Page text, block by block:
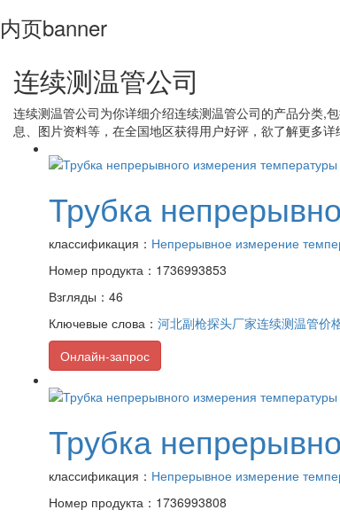
内页banner
连续测温管公司
连续测温管公司为你详细介绍连续测温管公司的产品分类,
息、图片资料等，在全国地区获得用户好评，欲了解更多
Трубка
классификация： Непрерывное измерение
Номер продукта：1736993853
Взгляды：46
Ключевые слова： 河北副枪探头厂家连续测温管价
Онлайн-запрос
Трубка
классификация： Непрерывное измерение
Номер продукта：1736993808